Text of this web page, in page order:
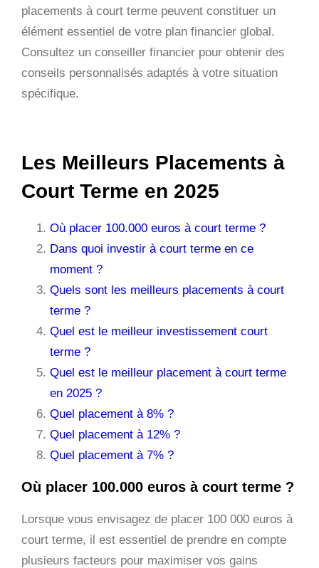
placements à court terme peuvent constituer un
élément essentiel de votre plan financier global.
Consultez un conseiller financier pour obtenir des
conseils personnalisés adaptés à votre situation
spécifique.
Les Meilleurs Placements à
Court Terme en 2025
Où placer 100.000 euros à court terme ?
Dans quoi investir à court terme en ce
moment ?
Quels sont les meilleurs placements à court
terme ?
Quel est le meilleur investissement court
terme ?
Quel est le meilleur placement à court terme
en 2025 ?
Quel placement à 8% ?
Quel placement à 12% ?
Quel placement à 7% ?
Où placer 100.000 euros à court terme ?
Lorsque vous envisagez de placer 100 000 euros à
court terme, il est essentiel de prendre en compte
plusieurs facteurs pour maximiser vos gains